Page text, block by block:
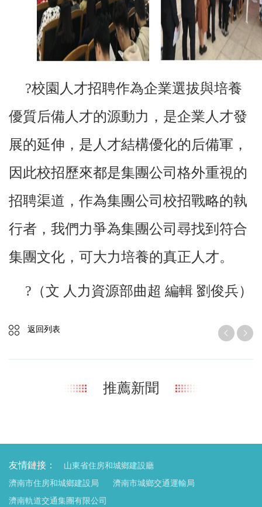
?校園人才招聘作為企業選拔與培養
優質后備人才的源動力，是企業人才發
展的延伸，是人才結構優化的后備軍，
因此校招歷來都是集團公司格外重視的
招聘渠道，作為集團公司校招戰略的執
行者，我們力爭為集團公司尋找到符合
集團文化，可大力培養的真正人才。
?（文 人力資源部曲超 編輯 劉俊兵）
返回列表
推薦新聞
友情鏈接：
山東省住房和城鄉建設廳
濟南市住房和城鄉建設局
濟南市城鄉交通運輸局
濟南軌道交通集團有限公司